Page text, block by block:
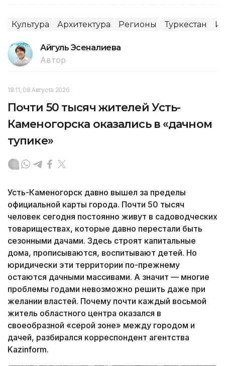
Культура Архитектура Регионы Туркестан
Айгуль Эсеналиева
Автор
18:11, 08 Августа 2026
Почти 50 тысяч жителей Усть-
Каменогорска оказались в «дачном
тупике»
Усть-Каменогорск давно вышел за пределы
официальной карты города. Почти 50 тысяч
человек сегодня постоянно живут в садоводческих
товариществах, которые давно перестали быть
сезонными дачами. Здесь строят капитальные
дома, прописываются, воспитывают детей. Но
юридически эти территории по-прежнему
остаются дачными массивами. А значит — многие
проблемы годами невозможно решить даже при
желании властей. Почему почти каждый восьмой
житель областного центра оказался в
своеобразной «серой зоне» между городом и
дачей, разбирался корреспондент агентства
Kazinform.